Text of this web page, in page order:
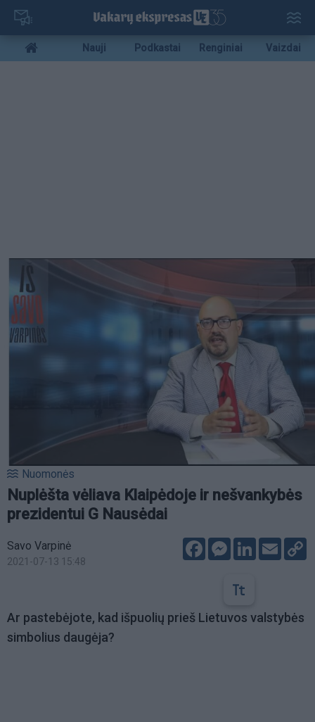
Pereiti
pagrindinį
turinį
Mobile
menu
Nauji Podkastai Renginiai Vaizdai
Nuomonės
Nuplėšta vėliava Klaipėdoje ir nešvankybės
prezidentui G Nausėdai
Savo Varpinė
2021-07-13 15:48
FacebookMessenger
LinkedIn
Email
Ar pastebėjote, kad išpuolių prieš Lietuvos valstybės
simbolius daugėja?